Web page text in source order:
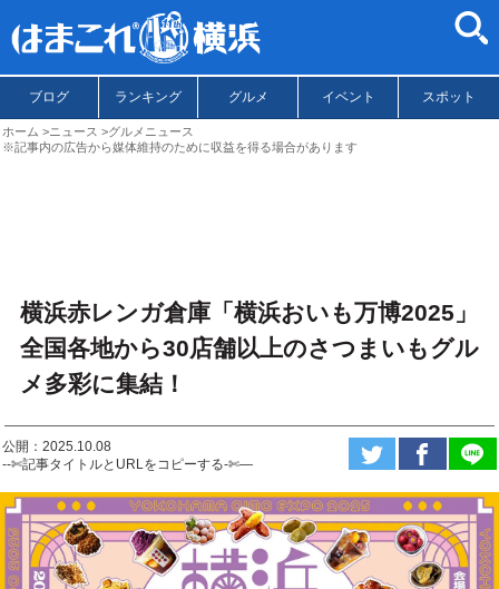
ブログ ランキング グルメ イベント スポット
ホーム ニュース
グルメニュース
※記事内の広告から媒体維持のために収益を得る場合があります
横浜赤レンガ倉庫「横浜おいも万博2025」
全国各地から30店舗以上のさつまいもグル
メ多彩に集結！
公開：2025.10.08
--✄記事タイトルとURLをコピーする-✄—